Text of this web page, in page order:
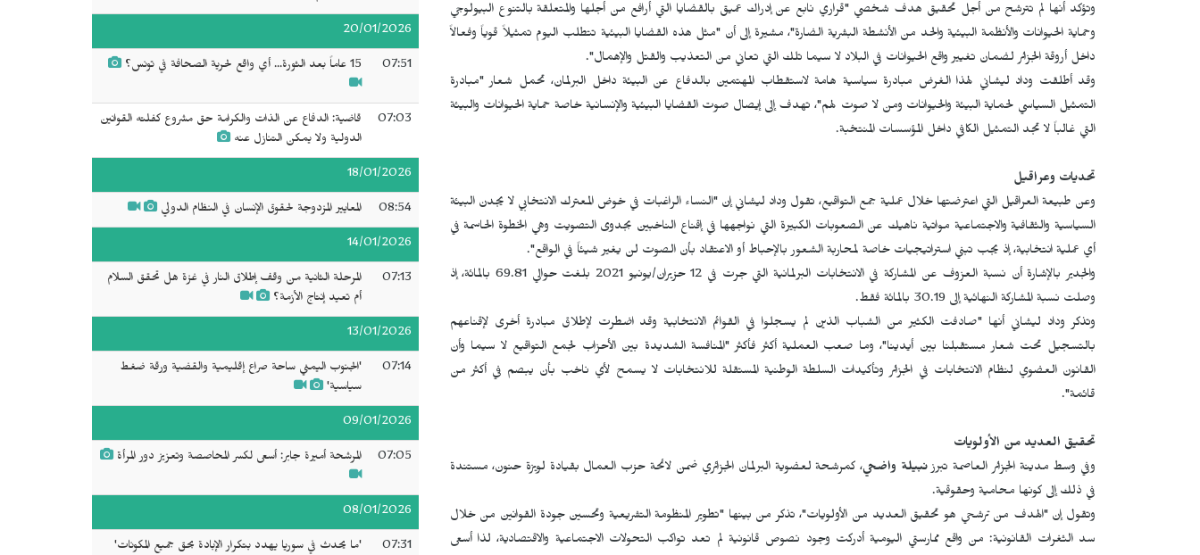
وتؤكد أنها لم تترشح من أجل تحقيق هدف شخصي "قراري نابع عن إدراك عميق بالقضايا التي أرافع من أجلها والمتعلقة بالتنوع البيولوجي
وحماية الحيوانات والأنظمة البيئية والحد من الأنشطة البشرية الضارة"، مشيرة إلى أن "مثل هذه القضايا البيئية تتطلب اليوم تمثيلاً قوياً وفعالاً
داخل أروقة الجزائر لضمان تغيير واقع الحيوانات في البلاد لا سيما تلك التي تعاني من التعذيب والقتل والإهمال".
وقد أطلقت وداد ليشاني لهذا الغرض مبادرة سياسية هامة لاستقطاب المهتمين بالدفاع عن البيئة داخل البرلمان، تحمل شعار "مبادرة
التمثيل السياسي لحماية البيئة والحيوانات ومن لا صوت لهم"، تهدف إلى إيصال صوت القضايا البيئية والإنسانية خاصة حماية الحيوانات والبيئة
التي غالباً لا تجد التمثيل الكافي داخل المؤسسات المنتخبة.
تحديات وعراقيل
وعن طبيعة العراقيل التي اعترضتها خلال عملية جمع التواقيع، تقول وداد ليشاني إن "النساء الراغبات في خوض المعترك الانتخابي لا يجدن البيئة
السياسية والثقافية والاجتماعية مواتية ناهيك عن الصعوبات الكبيرة التي نواجهها في إقناع الناخبين بجدوى التصويت وهي الخطوة الحاسمة في
أي عملية انتخابية، إذ يجب تبني استراتيجيات خاصة لمحاربة الشعور بالإحباط أو الاعتقاد بأن الصوت لن يغير شيئاً في الواقع".
والجدير بالإشارة أن نسبة العزوف عن المشاركة في الانتخابات البرلمانية التي جرت في 12 حزيران/يونيو 2021 بلغت حوالي 69.81 بالمائة، إذ
وصلت نسبة المشاركة النهائية إلى 30.19 بالمائة فقط.
وتذكر وداد ليشاني أنها "صادفت الكثير من الشباب الذين لم يسجلوا في القوائم الانتخابية وقد اضطرت لإطلاق مبادرة أخرى لإقناعهم
بالتسجيل تحت شعار مستقبلنا بين أيدينا"، وما صعب العملية أكثر فأكثر "المنافسة الشديدة بين الأحزاب لجمع التواقيع لا سيما وأن
القانون العضوي لنظام الانتخابات في الجزائر وتأكيدات السلطة الوطنية المستقلة للانتخابات لا يسمح لأي ناخب بأن يبصم في أكثر من
قائمة".
تحقيق العديد من الأولويات
وفي وسط مدينة الجزائر العاصمة تبرزنبيلة واضحي، كمرشحة لعضوية البرلمان الجزائري ضمن لائحة حزب العمال بقيادة لويزة حنون، مستندة
في ذلك إلى كونها محامية وحقوقية.
وتقول إن "الهدف من ترشحي هو تحقيق العديد من الأولويات"، تذكر من بينها "تطوير المنظومة التشريعية وتحسين جودة القوانين من خلال
سد الثغرات القانونية: من واقع ممارستي اليومية أدركت وجود نصوص قانونية لم تعد تواكب التحولات الاجتماعية والاقتصادية، لذا أسعى
20/01/2026
07:51 15 عاماً بعد الثورة... أي واقع لحرية الصحافة في تونس؟
07:03
قاضية: الدفاع عن الذات والكرامة حق مشروع كفلته القوانين
الدولية ولا يمكن التنازل عنه
18/01/2026
08:54 المعايير المزدوجة لحقوق الإنسان في النظام الدولي
14/01/2026
07:13
المرحلة الثانية من وقف إطلاق النار في غزة هل تحقق السلام
أم تعيد إنتاج الأزمة؟
13/01/2026
07:14
'الجنوب اليمني ساحة صراع إقليمية والقضية ورقة ضغط
سياسية'
09/01/2026
07:05 المرشحة أميرة جابر: أسعى لكسر المحاصصة وتعزيز دور المرأة
08/01/2026
07:31 'ما يحدث في سوريا يهدد بتكرار الإبادة بحق جميع المكونات'